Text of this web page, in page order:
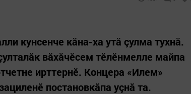
кунсенче кăна-ха утă çулма тухнă.
вăхăчӗсем тӗлӗнмелле майпа
ирттернӗ. Концера «Илем»
постановкăпа уçнă та.